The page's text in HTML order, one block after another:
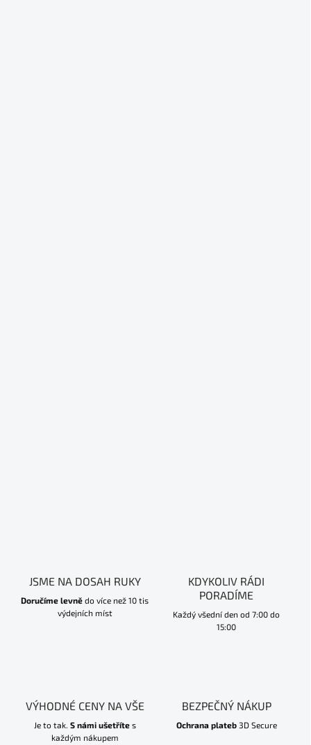
JSME NA DOSAH RUKY
Doručíme levně do více než 10 tis
výdejních míst
KDYKOLIV RÁDI
PORADÍME
Každý všední den od 7:00 do
15:00
VÝHODNÉ CENY NA VŠE
Je to tak. S námi ušetřítes
každým nákupem
BEZPEČNÝ NÁKUP
Ochrana plateb3D Secure